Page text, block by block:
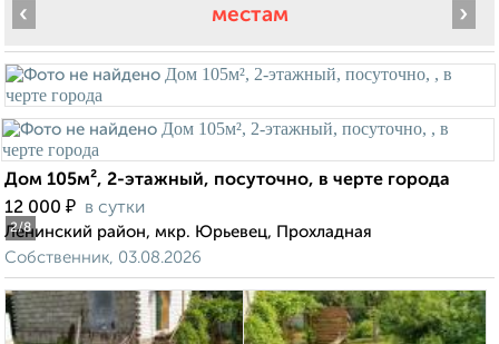
местам
2/8
‹ ›
Дом 105м², 2-этажный, посуточно, в черте города
12 000 ₽ в сутки
Ленинский район, мкр. Юрьевец, Прохладная
Собственник, 03.08.2026